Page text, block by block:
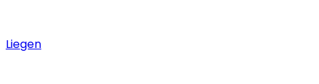
Liegen